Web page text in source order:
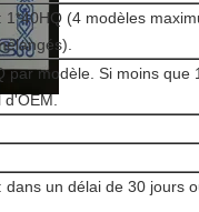
(4 modèles
par modèle. Si moins que
d'OEM.
un délai de 30 jours